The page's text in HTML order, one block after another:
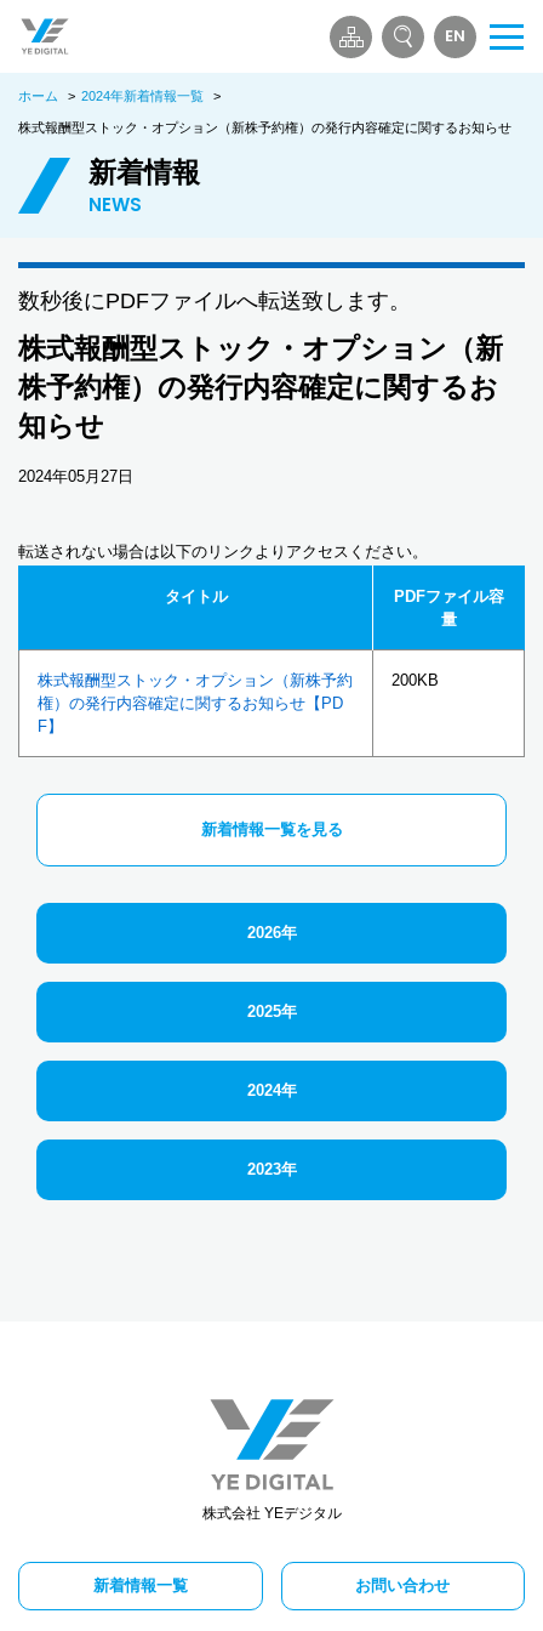
EN
メ
ー
ホーム > 2024年新着情報一覧 >
株式報酬型ストック・オプション（新株予約権）の発行内容確定に関するお知らせ
新着情報
NEWS
数秒後にPDFファイルへ転送致します。
株式報酬型ストック・オプション（新
株予約権）の発行内容確定に関するお
知らせ
2024年05月27日
転送されない場合は以下のリンクよりアクセスください。
タイトル
PDFファイル容
量
株式報酬型ストック・オプション（新株予約
権）の発行内容確定に関するお知らせ【PD
F】
200KB
新着情報一覧を見る
2026年
2025年
2024年
2023年
株式会社 YEデジタル
新着情報一覧 お問い合わせ